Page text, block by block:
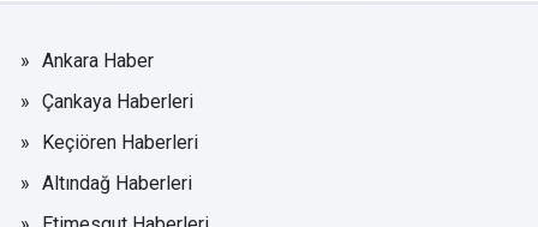
Ankara Haber
Çankaya Haberleri
Keçiören Haberleri
Altındağ Haberleri